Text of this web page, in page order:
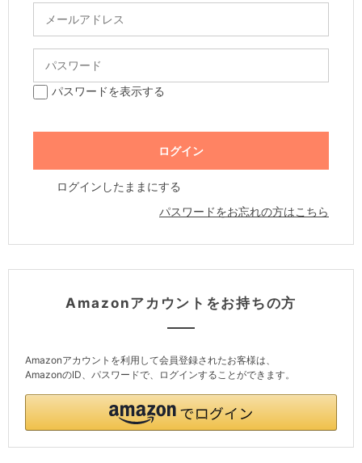
パスワードを表示する
ログインしたままにする
パスワードをお忘れの方はこちら
Amazonアカウントをお持ちの方
Amazonアカウントを利用して会員登録されたお客様は、
AmazonのID、パスワードで、ログインすることができます。